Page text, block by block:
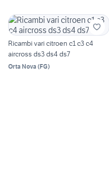
Ricambi vari citroen c1 c3 c4
aircross ds3 ds4 ds7
Orta Nova (FG)